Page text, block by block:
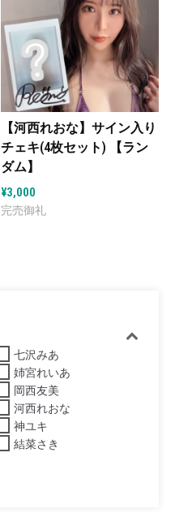
七沢みあ
姉宮れいあ
岡西友美
河西れおな
神ユキ
結菜さき
【河西れおな】サイン入り
チェキ(4枚セット) 【ラン
ダム】
¥3,000